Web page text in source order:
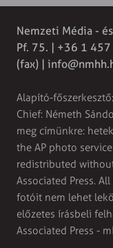
Nemzeti Média -
Pf. 75. | +36 1
(fax) |
Alapító-
Chief: Németh
meg címünkre:
the AP photo
redistributed
Associated Press.
fotóit nem lehet
előzetes írásbeli
Associated Press -